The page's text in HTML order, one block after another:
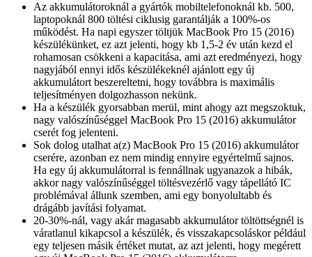
Az akkumulátoroknál a gyártók mobiltelefonoknál kb. 500,
laptopoknál 800 töltési ciklusig garantálják a 100%-os
működést. Ha napi egyszer töltjük MacBook Pro 15 (2016)
készülékünket, ez azt jelenti, hogy kb 1,5-2 év után kezd el
rohamosan csökkeni a kapacitása, ami azt eredményezi, hogy
nagyjából ennyi idős készülékeknél ajánlott egy új
akkumulátort beszereltetni, hogy továbbra is maximális
teljesítményen dolgozhasson nekünk.
Ha a készülék gyorsabban merül, mint ahogy azt megszoktuk,
nagy valószínűséggel MacBook Pro 15 (2016) akkumulátor
cserét fog jelenteni.
Sok dolog utalhat a(z) MacBook Pro 15 (2016) akkumulátor
cserére, azonban ez nem mindig ennyire egyértelmű sajnos.
Ha egy új akkumulátorral is fennállnak ugyanazok a hibák,
akkor nagy valószínűséggel töltésvezérlő vagy tápellátó IC
problémával állunk szemben, ami egy bonyolultabb és
drágább javítási folyamat.
20-30%-nál, vagy akár magasabb akkumulátor töltöttségnél is
váratlanul kikapcsol a készülék, és visszakapcsoláskor például
egy teljesen másik értéket mutat, az azt jelenti, hogy megérett